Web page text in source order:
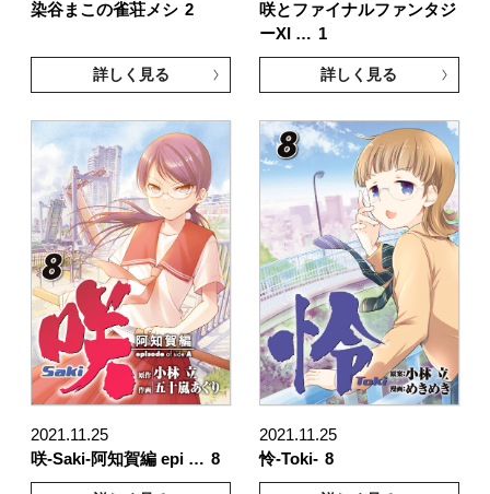
染谷まこの雀荘メシ 2
詳しく見る
咲とファイナルファンタジ
ーXI … 1
詳しく見る
2021.11.25
咲-Saki-阿知賀編 epi … 8
2021.11.25
怜-Toki- 8